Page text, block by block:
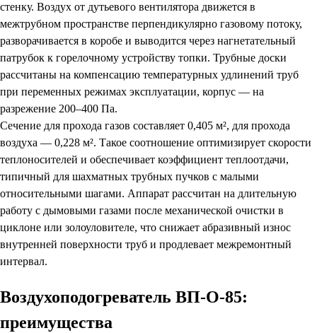
стенку. Воздух от дутьевого вентилятора движется в
межтрубном пространстве перпендикулярно газовому потоку,
разворачивается в коробе и выводится через нагнетательный
патрубок к горелочному устройству топки. Трубные доски
рассчитаны на компенсацию температурных удлинений труб
при переменных режимах эксплуатации, корпус — на
разрежение 200–400 Па.
Сечение для прохода газов составляет 0,405 м², для прохода
воздуха — 0,228 м². Такое соотношение оптимизирует скорости
теплоносителей и обеспечивает коэффициент теплоотдачи,
типичный для шахматных трубных пучков с малыми
относительными шагами. Аппарат рассчитан на длительную
работу с дымовыми газами после механической очистки в
циклоне или золоуловителе, что снижает абразивный износ
внутренней поверхности труб и продлевает межремонтный
интервал.
Воздухоподогреватель ВП-О-85:
преимущества